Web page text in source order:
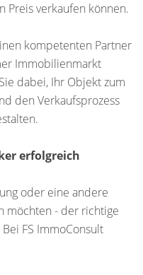
Preis verkaufen können.
kompetenten Partner
Immobilienmarkt
dabei, Ihr Objekt zum
den Verkaufsprozess
erfolgreich
oder eine andere
möchten - der richtige
FS ImmoConsult